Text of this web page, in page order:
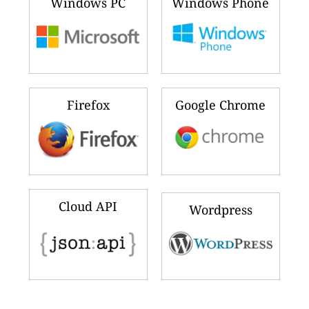
Google Chrome
Firefox
Wordpress
Cloud API